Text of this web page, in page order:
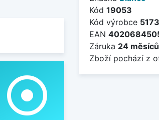
adjust
Kód 19053
Kód výrobce
EAN
Záruka 24 měsíců
Zboží pochází z